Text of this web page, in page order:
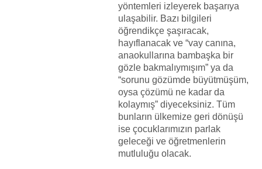
yöntemleri izleyerek başarıya
ulaşabilir. Bazı bilgileri
öğrendikçe şaşıracak,
hayıflanacak ve “vay canına,
anaokullarına bambaşka bir
gözle bakmalıymışım” ya da
“sorunu gözümde büyütmüşüm,
oysa çözümü ne kadar da
kolaymış” diyeceksiniz. Tüm
bunların ülkemize geri dönüşü
ise çocuklarımızın parlak
geleceği ve öğretmenlerin
mutluluğu olacak.